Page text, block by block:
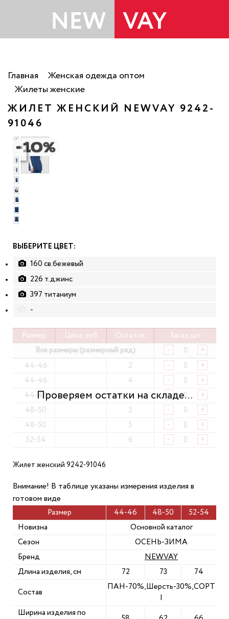
Главная
Женская одежда оптом
Жилеты женские
ЖИЛЕТ ЖЕНСКИЙ NEWVAY 9242-
91046
ВЫБЕРИТЕ ЦВЕТ:
160 св.бежевый
226 т.джинс
397 титаниум
-
Размер Цена, руб Остаток
Заказ, шт
Все размеры (размерный ряд)
- +
44-46 2 - +
44-46 4 - +
44-46 6 - +
48-50 2 - +
48-50 5 - +
52-54 6 - +
Жилет женский 9242-91046
Внимание! В таблице указаны измерения изделия в
готовом виде
Размер 44-46 48-50
52-54
Новизна
Основной каталог
Сезон
ОСЕНЬ-ЗИМА
Бренд
NEWVAY
Длина изделия, см
72 73 74
Состав
ПАН-70%,Шерсть-30%,СОРТ
Ширина изделия по